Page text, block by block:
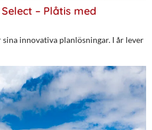
– Plåtis med
innovativa planlösningar. I år lever